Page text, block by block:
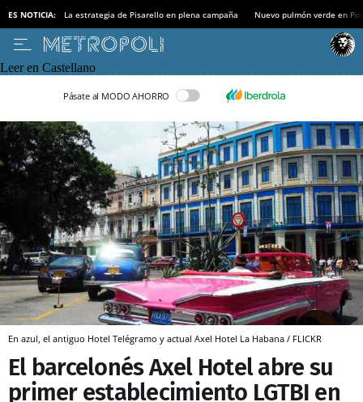
ES NOTICIA: La estrategia de Pisarello en plena campaña Nuevo pulmón verde en
Leer en Castellano
Pásate al MODO AHORRO
En azul, el antiguo Hotel Telégramo y actual Axel Hotel La Habana / FLICKR
El barcelonés Axel Hotel abre su
primer establecimiento LGTBI en